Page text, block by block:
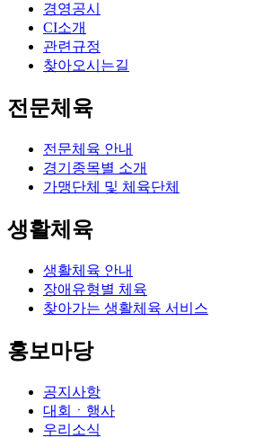
경영공시
CI소개
관련규정
찾아오시는길
전문체육
전문체육 안내
경기종목별 소개
가맹단체 및 체육단체
생활체육
생활체육 안내
장애유형별 체육
찾아가는 생활체육 서비스
홍보마당
공지사항
대회ㆍ행사
우리소식